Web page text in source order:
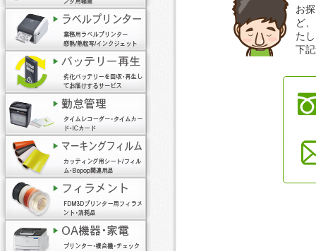
お
ど
た
下